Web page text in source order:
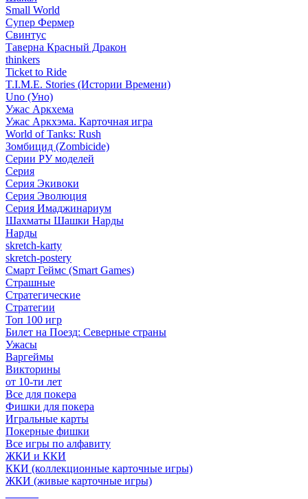
Small World
Супер Фермер
Свинтус
Таверна Красный Дракон
thinkers
Ticket to Ride
T.I.M.E. Stories (Истории Времени)
Uno (Уно)
Ужас Аркхема
Ужас Аркхэма. Карточная игра
World of Tanks: Rush
Зомбицид (Zombicide)
Серии РУ моделей
Серия
Серия Экивоки
Серия Эволюция
Серия Имаджинариум
Шахматы Шашки Нарды
Нарды
skretch-karty
skretch-postery
Смарт Геймс (Smart Games)
Страшные
Стратегические
Стратегии
Топ 100 игр
Билет на Поезд: Северные страны
Ужасы
Варгеймы
Викторины
от 10-ти лет
Все для покера
Фишки для покера
Игральные карты
Покерные фишки
Все игры по алфавиту
ЖКИ и ККИ
ККИ (коллекционные карточные игры)
ЖКИ (живые карточные игры)